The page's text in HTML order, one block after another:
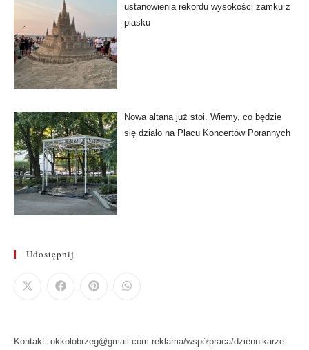
ustanowienia rekordu wysokości zamku z
piasku
Nowa altana już stoi. Wiemy, co będzie
się działo na Placu Koncertów Porannych
Udostępnij
Kontakt: okkolobrzeg@gmail.com reklama/współpraca/dziennikarze: